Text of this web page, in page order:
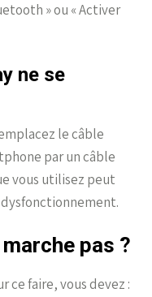
» ou « Activer
ne se
le câble
par un câble
vous utilisez peut
pas ?
ce faire, vous devez :